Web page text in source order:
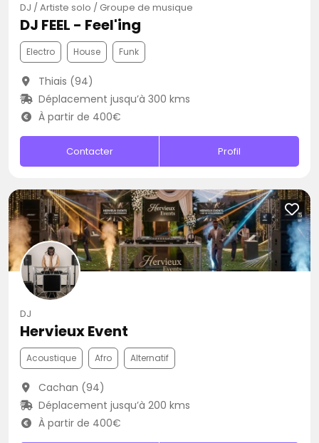
DJ / Artiste solo / Groupe de musique
DJ FEEL - Feel'ing
Electro House Funk
Thiais (94)
Déplacement jusqu’à 300 kms
À partir de 400€
Contacter Profil
DJ
Hervieux Event
Acoustique Afro Alternatif
Cachan (94)
Déplacement jusqu’à 200 kms
À partir de 400€